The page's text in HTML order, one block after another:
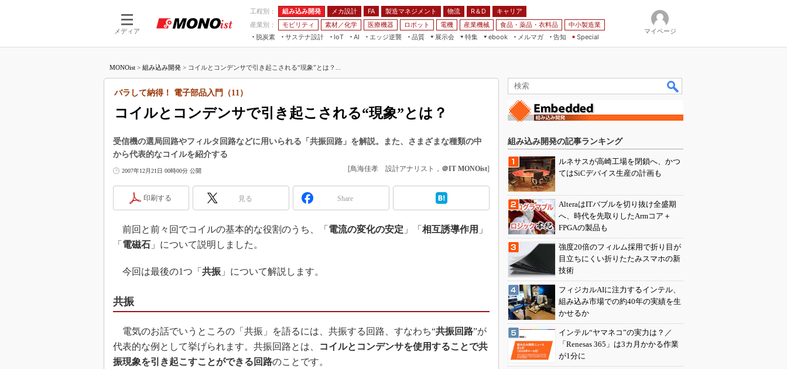
メディア
工程別： 組み込み開発 メカ設計 FA 製造マネジメント 物流 R＆D
キャリア
産業別：
モビリティ 素材／化学 医療機器 ロボット 電機 産業機械 食品・薬品・衣料品
中小製造業
脱炭素
サステナ設計
IoT
つながる工場
つながるサービス
AI
AI×設備保全
エッジ逆襲 品質
展示会
JIMTOF
IIFES
ジャパンモビリティショー
TECHNO-FRONTIER
人テク展
スマート工場EXPO
産業オープンネット展
特集
フィールドサービス
FPGA
車載ソフト開発
ISO26262
イノベーション
ebook
FA
モビリティ
素材／化学
メルマガ
告知 Special
マイページ
MONOist > 組み込み開発 > コイルとコンデンサで引き起こされる“現象”とは？...
コイルとコンデンサで引き起こされる“現象”とは？
バラして納得！ 電子部品入門（11）
受信機の選局回路やフィルタ回路などに用いられる「共振回路」を解説。また、さまざまな種類の中
から代表的なコイルを紹介する
2007年12月21日 00時00分 公開 [鳥海佳孝 設計アナリスト， ＠IT MONOist]
印刷する 見る Share
前回と前々回でコイルの基本的な役割のうち、「 電流の変化の安定 」「 相互誘導作用 」
「 電磁石 」について説明しました。
今回は最後の1つ「 共振 」について解説します。
共振
電気のお話でいうところの「共振」を語るには、共振する回路、すなわち“共振回路”が
代表的な例として挙げられます。共振回路とは、
コイルとコンデンサを使用することで共
振現象を引き起こすことができる回路のことです。
組み込み開発の記事ランキング
ルネサスが高崎工場を閉鎖へ、かつ
てはSiCデバイス生産の計画も
AlteraはITバブルを切り抜け全盛期
へ、時代を先取りしたArmコア＋
FPGAの製品も
強度20倍のフィルム採用で折り目が
目立ちにくい折りたたみスマホの新
技術
フィジカルAIに注力するインテル、
組み込み市場での約40年の実績を生
かせるか
インテル“ヤマネコ”の実力は？／
「Renesas 365」は3カ月かかる作業
が1分に